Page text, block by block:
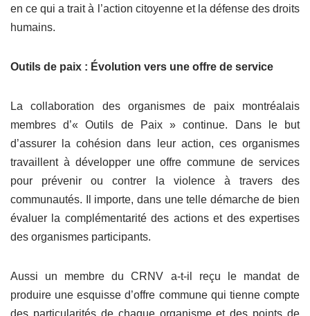
en ce qui a trait à l’action citoyenne et la défense des droits
humains.
Outils de paix : Évolution vers une offre de service
La collaboration des organismes de paix montréalais
membres d’« Outils de Paix » continue. Dans le but
d’assurer la cohésion dans leur action, ces organismes
travaillent à développer une offre commune de services
pour prévenir ou contrer la violence à travers des
communautés. Il importe, dans une telle démarche de bien
évaluer la complémentarité des actions et des expertises
des organismes participants.
Aussi un membre du CRNV a-t-il reçu le mandat de
produire une esquisse d’offre commune qui tienne compte
des particularités de chaque organisme et des points de